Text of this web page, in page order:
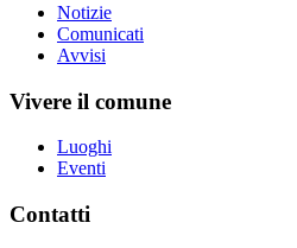
Notizie
Comunicati
Avvisi
Vivere il comune
Luoghi
Eventi
Contatti